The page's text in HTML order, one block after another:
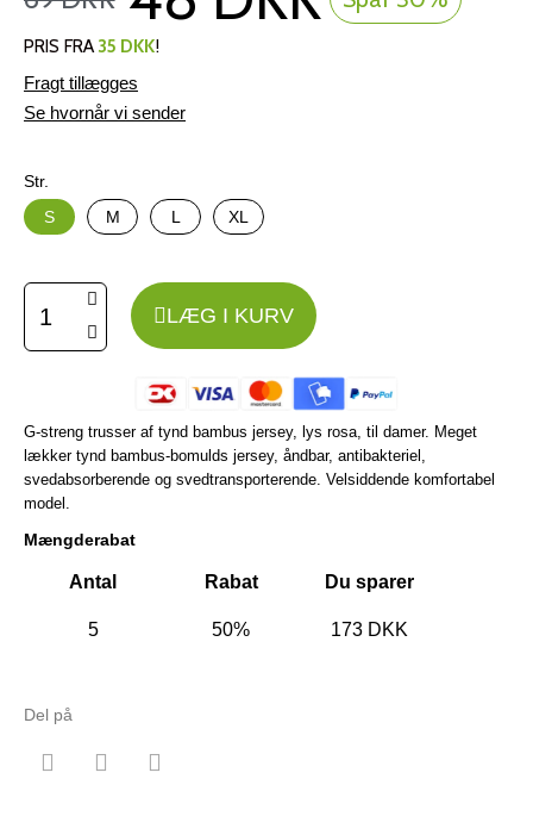
PRIS FRA35 DKK!
Fragt tillægges
Se hvornår vi sender
Str.
S
M L XL
LÆG I KURV
G-streng trusser af tynd bambus jersey, lys rosa, til damer. Meget
lækker tynd bambus-bomulds jersey, åndbar, antibakteriel,
svedabsorberende og svedtransporterende. Velsiddende komfortabel
model.
Mængderabat
Antal Rabat Du sparer
5 50% 173 DKK
Del på